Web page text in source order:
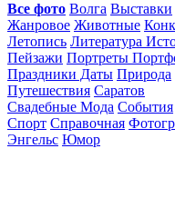
Все фото Волга Выставки
Жанровое Животные
Летопись Литература
Пейзажи Портреты
Праздники Даты Природа
Путешествия Саратов
Свадебные Мода События
Спорт Справочная
Энгельс Юмор